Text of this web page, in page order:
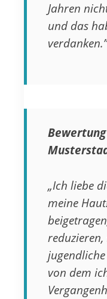
Jahren
und das
verdanken.”
„Ich liebe
meine
von dem